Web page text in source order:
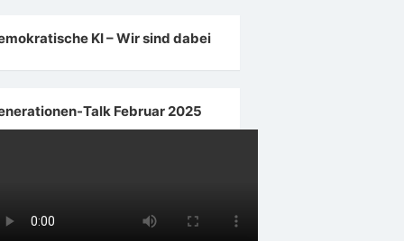
KI – Wir sind dabei
Talk Februar 2025